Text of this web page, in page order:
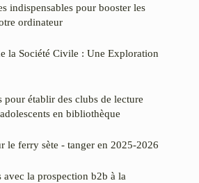
indispensables pour booster les
ordinateur
la Société Civile : Une Exploration
pour établir des clubs de lecture
en bibliothèque
le ferry sète - tanger en 2025-2026
avec la prospection b2b à la